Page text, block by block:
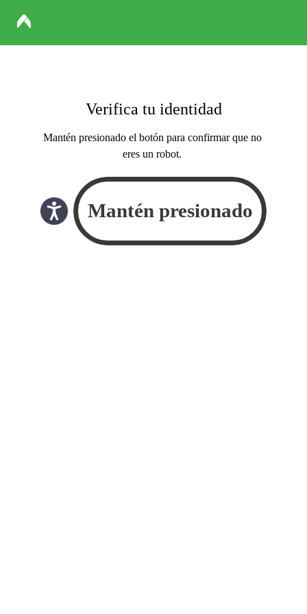
Verifica tu identidad
Mantén presionado el botón para confirmar que no
eres un robot.